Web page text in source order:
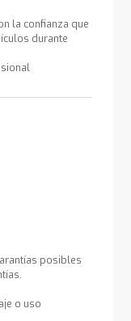
la confianza que
durante
posibles
o uso